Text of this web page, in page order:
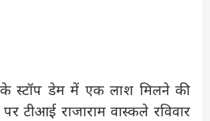
स्टॉप डेम में एक लाश मिलने की
टीआई राजाराम वास्कले रविवार